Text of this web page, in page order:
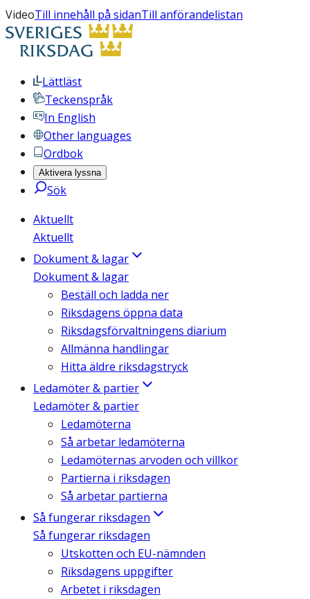
VideoTill innehåll på sidanTill anförandelistan
Lättläst
Teckenspråk
In English
Other languages
Ordbok
Aktivera lyssna
Sök
Aktuellt
Aktuellt
Dokument & lagar
Dokument & lagar
Beställ och ladda ner
Riksdagens öppna data
Riksdagsförvaltningens diarium
Allmänna handlingar
Hitta äldre riksdagstryck
Ledamöter & partier
Ledamöter & partier
Ledamöterna
Så arbetar ledamöterna
Ledamöternas arvoden och villkor
Partierna i riksdagen
Så arbetar partierna
Så fungerar riksdagen
Så fungerar riksdagen
Utskotten och EU-nämnden
Riksdagens uppgifter
Arbetet i riksdagen